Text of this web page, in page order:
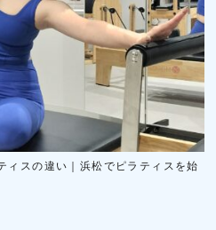
ィスの違い｜浜松でピラティスを始